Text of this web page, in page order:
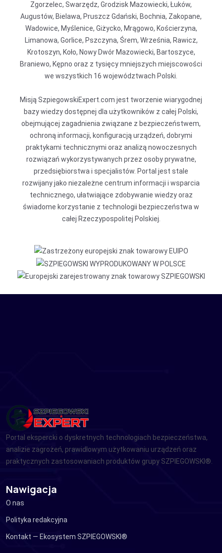
Zgorzelec, Swarzędz, Grodzisk Mazowiecki, Łuków,
Augustów, Bielawa, Pruszcz Gdański, Bochnia, Zakopane,
Wadowice, Myślenice, Giżycko, Mrągowo, Kościerzyna,
Limanowa, Gorlice, Pszczyna, Śrem, Września, Rawicz,
Krotoszyn, Koło, Nowy Dwór Mazowiecki, Bartoszyce,
Braniewo, Kępno oraz z tysięcy mniejszych miejscowości
we wszystkich 16 województwach Polski.
Misją SzpiegowskiExpert.com jest tworzenie wiarygodnej
bazy wiedzy dostępnej dla użytkowników z całej Polski,
obejmującej zagadnienia związane z bezpieczeństwem,
ochroną informacji, konfiguracją urządzeń, dobrymi
praktykami technicznymi oraz analizą nowoczesnych
rozwiązań wykorzystywanych przez osoby prywatne,
przedsiębiorstwa i specjalistów. Portal jest stale
rozwijany jako niezależne centrum informacji i wsparcia
technicznego, ułatwiające zdobywanie wiedzy oraz
świadome korzystanie z technologii bezpieczeństwa w
całej Rzeczypospolitej Polskiej.
Portal ekspercki o dyskretnych technologiach bezpieczeństwa,
analizie zagrożeń, prawidłowym użytkowaniu urządzeń oraz
praktycznych zastosowaniach produktów grupy SZPIEGOWSKI®.
Nawigacja
O nas
Polityka redakcyjna
Kontakt — Ekosystem SZPIEGOWSKI®